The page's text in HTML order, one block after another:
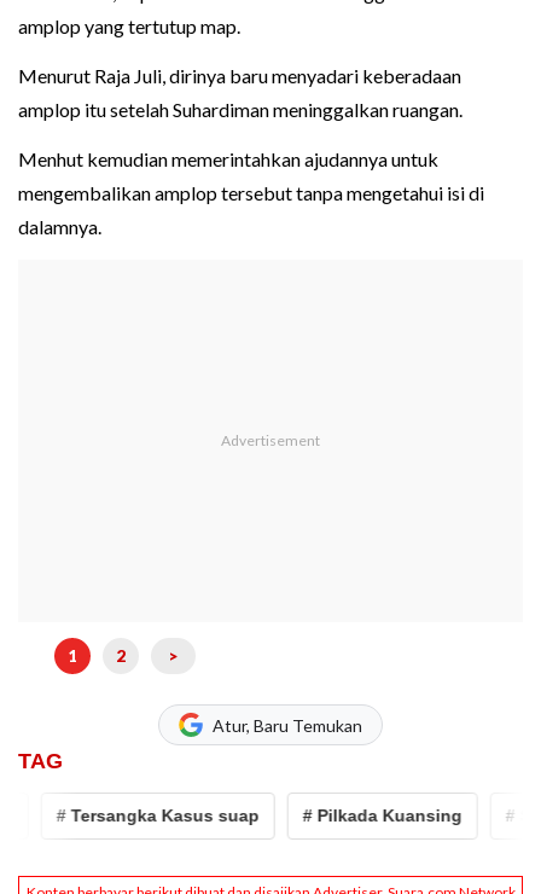
amplop yang tertutup map.
Menurut Raja Juli, dirinya baru menyadari keberadaan
amplop itu setelah Suhardiman meninggalkan ruangan.
Menhut kemudian memerintahkan ajudannya untuk
mengembalikan amplop tersebut tanpa mengetahui isi di
dalamnya.
1 2 >
Atur, Baru Temukan
TAG
# Tersangka Kasus suap # Pilkada Kuansing #